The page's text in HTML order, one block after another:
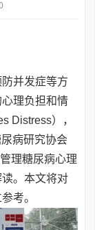
并发症等方
理负担和情
Distress），
病研究协会
理糖尿病心理
。本文将对
考。